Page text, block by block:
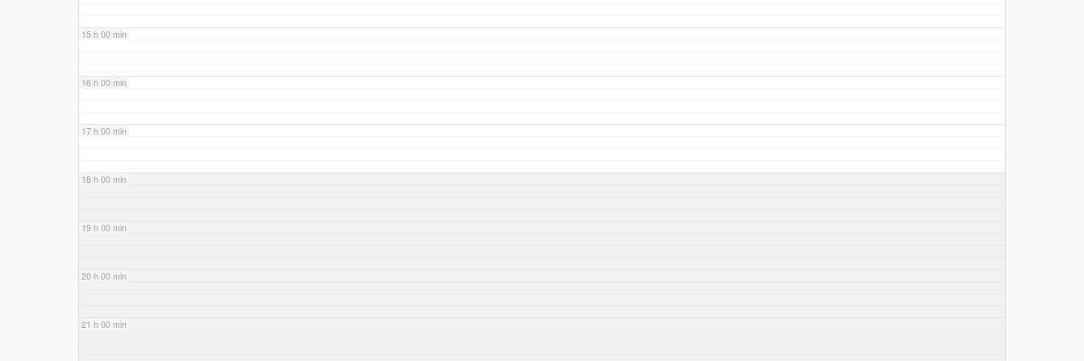
15 h 00 min
16 h 00 min
17 h 00 min
18 h 00 min
19 h 00 min
20 h 00 min
21 h 00 min